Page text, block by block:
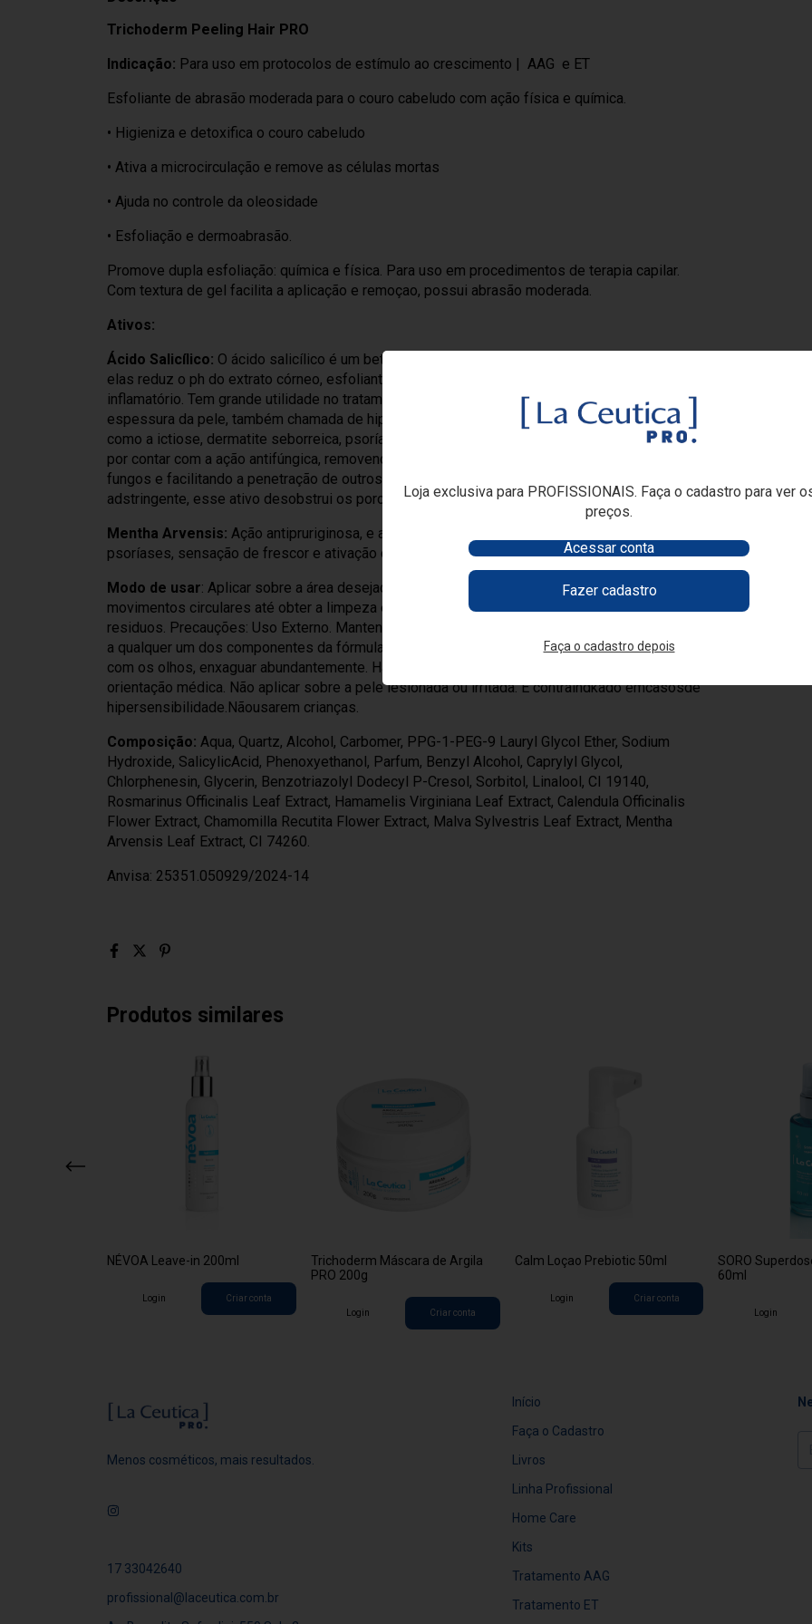
Trichoderm Peeling Hair PRO
Indicação: Para uso em protocolos de estímulo ao crescimento | AAG e ET
Esfoliante de abrasão moderada para o couro cabeludo com ação física e química.
• Higieniza e detoxifica o couro cabeludo
• Ativa a microcirculação e remove as células mortas
• Ajuda no controle da oleosidade
• Esfoliação e dermoabrasão.
Promove dupla esfoliação: química e física. Para uso em procedimentos de terapia capilar.
Com textura de gel facilita a aplicação e remoçao, possui abrasão moderada.
Ativos:
Ácido Salicílico: O ácido salicílico é um beta-hidroxi-ácido como diversas propriedades, entre
elas reduz o ph do extrato córneo, esfoliante, antimicrobiano, a sebo-regulador e anti-
inflamatório. Tem grande utilidade no tratamento de doenças que causam o aumento da
espessura da pele, também chamada de hiperqueratose, e em condições de descamação,
como a ictiose, dermatite seborreica, psoríase e acne. Benefícios: Atua no tratamento da caspa
por contar com a ação antifúngica, removendo o extrato córneo, impedindo o crescimento de
fungos e facilitando a penetração de outros agentes antifúngicos. Além disso, por ter função
adstringente, esse ativo desobstrui os poros e equilibra o nível de oleosidade da pele.
Mentha Arvensis: Ação antipruriginosa, e antioleosidade, alivia coceira, dermatoses e
psoríases, sensação de frescor e ativação da circulação.
Modo de usar: Aplicar sobre a área desejada previamente limpa, massageando bem com
movimentos circulares até obter a limpeza e esfoliação desejada. Enxágue sem deixar
residuos. Precauções: Uso Externo. Mantenha fora do alcance de crianças. Em caso de alergia
a qualquer um dos componentes da fórmula suspenda o uso. Em caso de contato acidental
com os olhos, enxaguar abundantemente. Havendo irritação, suspenda o uso e procure por
orientação médica. Não aplicar sobre a pele lesionada ou irritada. É contraindkado emcasosde
hipersensibilidade.Nãousarem crianças.
Composição: Aqua, Quartz, Alcohol, Carbomer, PPG-1-PEG-9 Lauryl Glycol Ether, Sodium
Hydroxide, SalicylicAcid, Phenoxyethanol, Parfum, Benzyl Alcohol, Caprylyl Glycol,
Chlorphenesin, Glycerin, Benzotriazolyl Dodecyl P-Cresol, Sorbitol, Linalool, CI 19140,
Rosmarinus Officinalis Leaf Extract, Hamamelis Virginiana Leaf Extract, Calendula Officinalis
Flower Extract, Chamomilla Recutita Flower Extract, Malva Sylvestris Leaf Extract, Mentha
Arvensis Leaf Extract, CI 74260.
Anvisa: 25351.050929/2024-14
Produtos similares
NÉVOA Leave-in 200ml
Login Criar conta
Trichoderm Máscara de Argila
PRO 200g
Login Criar conta
Calm Loçao Prebiotic 50ml
Login Criar conta
SORO
60ml
Login
Menos cosméticos, mais resultados.
17 33042640
profissional@laceutica.com.br
Início
Faça o Cadastro
Livros
Linha Profissional
Home Care
Kits
Tratamento AAG
Tratamento ET
Loja exclusiva para PROFISSIONAIS. Faça o cadastro para ver
preços.
Acessar conta
Fazer cadastro
Faça o cadastro depois